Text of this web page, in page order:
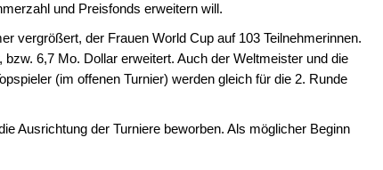
und Preisfonds erweitern will.
vergrößert, der Frauen World Cup auf 103 Teilnehmerinnen.
6,7 Mo. Dollar erweitert. Auch der Weltmeister und die
(im offenen Turnier) werden gleich für die 2. Runde
Ausrichtung der Turniere beworben. Als möglicher Beginn